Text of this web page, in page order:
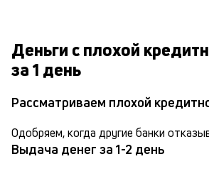
Деньги с плохой
за 1 день
Рассматриваем плохой
Одобряем, когда другие банки
Выдача денег за 1-2 день